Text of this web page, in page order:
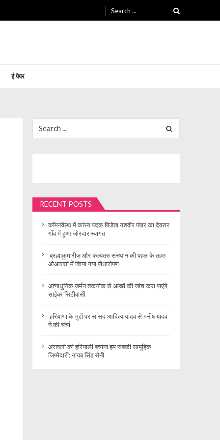
for:
ई पेपर
for:
RECENT POSTS
कॉमनवेल्थ में कांस्य पदक विजेता यशवीर पंवार का देवसर
गाँव में हुआ जोरदार स्वागत
ब्रह्माकुमारीज़ और कल्पतरु संस्थान की पहल के तहत
ओआरसी में किया गया पौधारोपण
अत्याधुनिक जर्मन तकनीक से आंखों की जांच करा पाएंगे
साईबर सिटीवासी
हरियाणा के मुद्दों पर सांसद आदित्य यादव से मनीष यादव
ने की चर्चा
अरावली की हरियाली बचाना हम सबकी सामूहिक
जिम्मेदारी: नायब सिंह सैनी